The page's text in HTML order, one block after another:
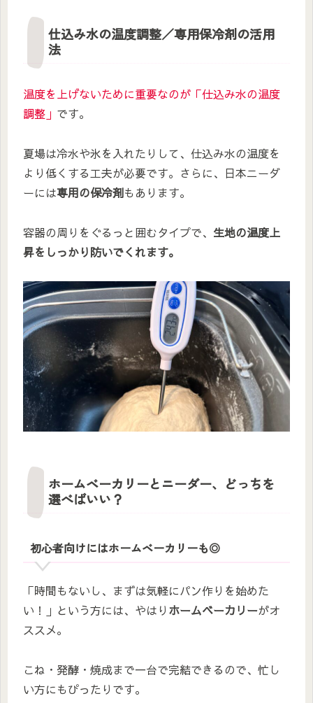
仕込み水の温度調整／専用保冷剤の活用
法
温度を上げないために重要なのが「仕込み水の温度
調整」 です。
夏場は冷水や氷を入れたりして、仕込み水の温度を
より低くする工夫が必要です。さらに、日本ニーダ
ーには専用の保冷剤もあります。
容器の周りをぐるっと囲むタイプで、 生地の温度上
昇をしっかり防いでくれます。
ホームベーカリーとニーダー、どっちを
選べばいい？
初心者向けにはホームベーカリーも◎
「時間もないし、まずは気軽にパン作りを始めた
い！」という方には、やはり ホームベーカリーがオ
ススメ。
こね・発酵・焼成まで一台で完結できるので、忙し
い方にもぴったりです。